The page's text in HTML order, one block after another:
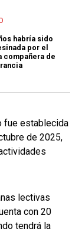
habría sido
por el
compañera de
fue establecida
de 2025,
lectivas
con 20
tendrá la